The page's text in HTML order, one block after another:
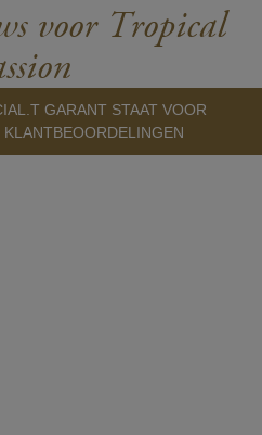
voor Tropical
GARANT STAAT VOOR